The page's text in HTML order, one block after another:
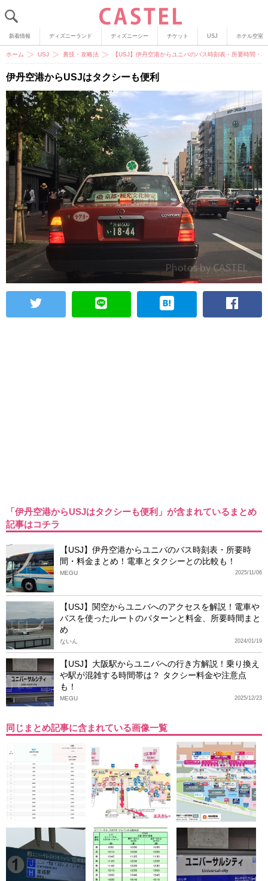
新着情報 ディズニーランド ディズニーシー チケット USJ ホテル空室
ホーム USJ 裏技・攻略法 【USJ】伊丹空港からユニバのバス時刻表・所要時間・
伊丹空港からUSJはタクシーも便利
「伊丹空港からUSJはタクシーも便利」が含まれているまとめ
記事はコチラ
【USJ】伊丹空港からユニバのバス時刻表・所要時
間・料金まとめ！電車とタクシーとの比較も！
2025/11/06
MEGU
【USJ】関空からユニバへのアクセスを解説！電車や
バスを使ったルートのパターンと料金、所要時間まと
め
2024/01/19
ないん
【USJ】大阪駅からユニバへの行き方解説！乗り換え
や駅が混雑する時間帯は？ タクシー料金や注意点
も！
2025/12/23
MEGU
同じまとめ記事に含まれている画像一覧